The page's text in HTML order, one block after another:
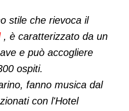
stile che rievoca il
, è caratterizzato da un
e può accogliere
ospiti.
fanno musica dal
con l'Hotel